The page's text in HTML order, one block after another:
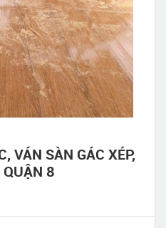
VÁN SÀN GÁC XÉP,
QUẬN 8